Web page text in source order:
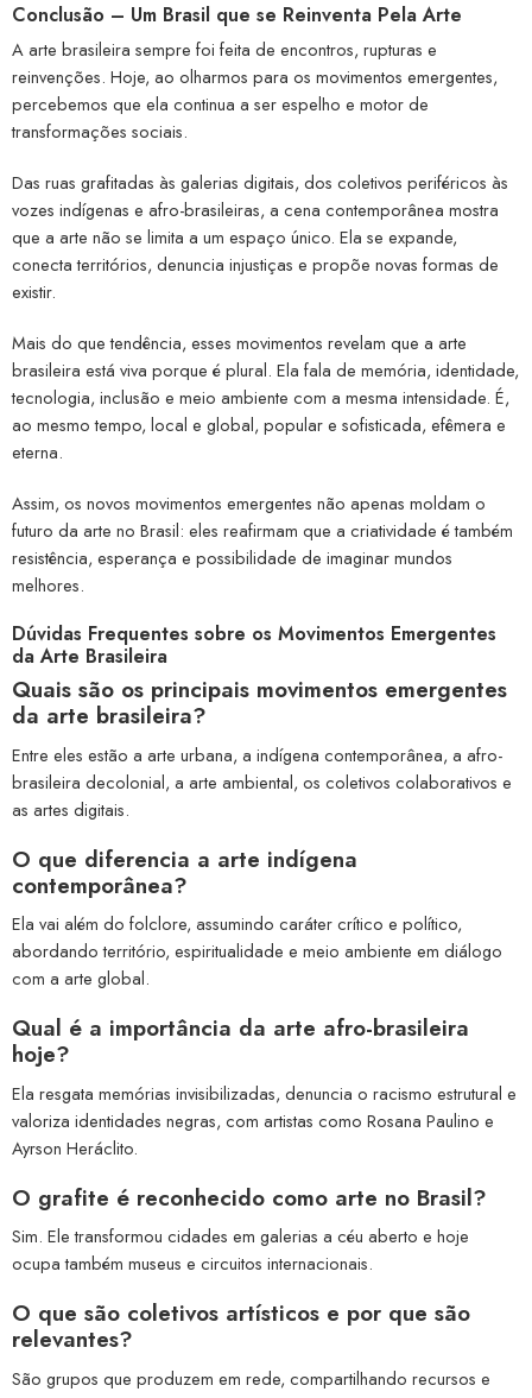
Conclusão – Um Brasil que se Reinventa Pela Arte
A arte brasileira sempre foi feita de encontros, rupturas e
reinvenções. Hoje, ao olharmos para os movimentos emergentes,
percebemos que ela continua a ser espelho e motor de
transformações sociais.
Das ruas grafitadas às galerias digitais, dos coletivos periféricos às
vozes indígenas e afro-brasileiras, a cena contemporânea mostra
que a arte não se limita a um espaço único. Ela se expande,
conecta territórios, denuncia injustiças e propõe novas formas de
existir.
Mais do que tendência, esses movimentos revelam que a arte
brasileira está viva porque é plural. Ela fala de memória, identidade,
tecnologia, inclusão e meio ambiente com a mesma intensidade. É,
ao mesmo tempo, local e global, popular e sofisticada, efêmera e
eterna.
Assim, os novos movimentos emergentes não apenas moldam o
futuro da arte no Brasil: eles reafirmam que a criatividade é também
resistência, esperança e possibilidade de imaginar mundos
melhores.
Dúvidas Frequentes sobre os Movimentos Emergentes
da Arte Brasileira
Quais são os principais movimentos emergentes
da arte brasileira?
Entre eles estão a arte urbana, a indígena contemporânea, a afro-
brasileira decolonial, a arte ambiental, os coletivos colaborativos e
as artes digitais.
O que diferencia a arte indígena
contemporânea?
Ela vai além do folclore, assumindo caráter crítico e político,
abordando território, espiritualidade e meio ambiente em diálogo
com a arte global.
Qual é a importância da arte afro-brasileira
hoje?
Ela resgata memórias invisibilizadas, denuncia o racismo estrutural e
valoriza identidades negras, com artistas como Rosana Paulino e
Ayrson Heráclito.
O grafite é reconhecido como arte no Brasil?
Sim. Ele transformou cidades em galerias a céu aberto e hoje
ocupa também museus e circuitos internacionais.
O que são coletivos artísticos e por que são
relevantes?
São grupos que produzem em rede, compartilhando recursos e